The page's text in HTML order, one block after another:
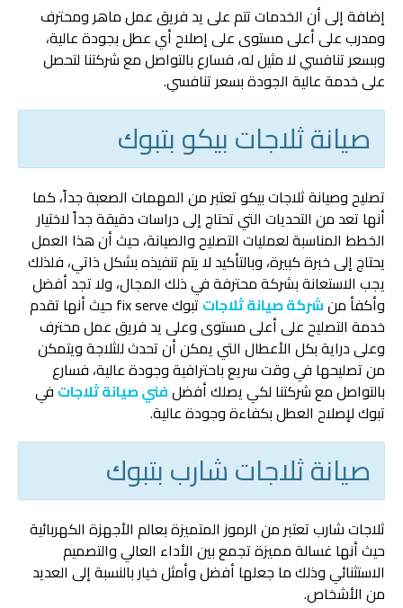
إضافة إلى أن الخدمات تتم على يد فريق عمل ماهر ومحترف
ومدرب على أعلى مستوى على إصلاح أي عطل بجودة عالية،
وبسعر تنافسي لا مثيل له، فسارع بالتواصل مع شركتنا لتحصل
على خدمة عالية الجودة بسعر تنافسي.
صيانة ثلاجات بيكو بتبوك
تصليح وصيانة ثلاجات بيكو تعتبر من المهمات الصعبة جداً، كما
أنها تعد من التحديات التي تحتاج إلى دراسات دقيقة جداً لاختيار
الخطط المناسبة لعمليات التصليح والصيانة، حيث أن هذا العمل
يحتاج إلى خبرة كبيرة، وبالتأكيد لا يتم تنفيذه بشكل ذاتي، فلذلك
يجب الاستعانة بشركة محترفة في ذلك المجال، ولا تجد أفضل
وأكفأ منشركة صيانة ثلاجات
تبوك fix serve حيث أنها تقدم
خدمة التصليح على أعلى مستوى وعلى يد فريق عمل محترف
وعلى دراية بكل الأعطال التي يمكن أن تحدث للثلاجة ويتمكن
من تصليحها في وقت سريع باحترافية وجودة عالية، فسارع
بالتواصل مع شركتنا لكي يصلك أفضلفني صيانة ثلاجات في
تبوك لإصلاح العطل بكفاءة وجودة عالية.
صيانة ثلاجات شارب بتبوك
ثلاجات شارب تعتبر من الرموز المتميزة بعالم الأجهزة الكهربائية
حيث أنها غسالة مميزة تجمع بين الأداء العالي والتصميم
الاستثنائي وذلك ما جعلها أفضل وأمثل خيار بالنسبة إلى العديد
من الأشخاص.